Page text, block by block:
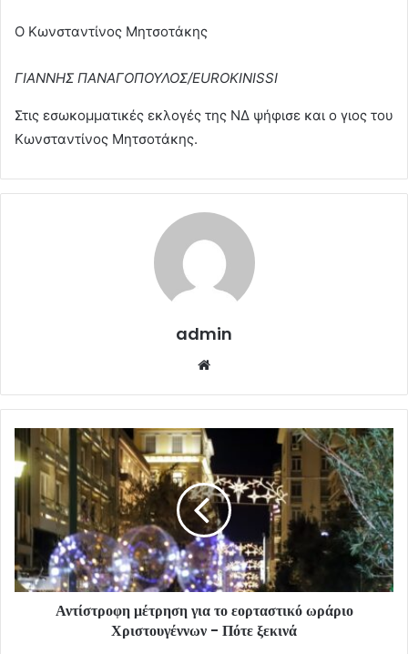
Ο Κωνσταντίνος Μητσοτάκης
ΓΙΑΝΝΗΣ ΠΑΝΑΓΟΠΟΥΛΟΣ/EUROKINISSI
Στις εσωκομματικές εκλογές της ΝΔ ψήφισε και ο γιος του
Κωνσταντίνος Μητσοτάκης.
admin
Αντίστροφη μέτρηση για το εορταστικό ωράριο
Χριστουγέννων - Πότε ξεκινά